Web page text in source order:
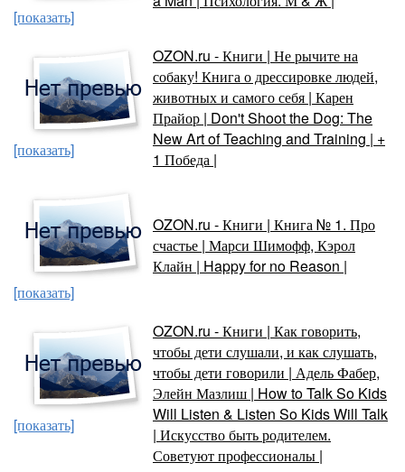
[показать]
[показать]
OZON.ru - Книги | Не рычите на
собаку! Книга о дрессировке людей,
животных и самого себя | Карен
Прайор | Don't Shoot the Dog: The
New Art of Teaching and Training | +
1 Победа |
[показать]
OZON.ru - Книги | Книга № 1. Про
счастье | Марси Шимофф, Кэрол
Клайн | Happy for no Reason |
[показать]
OZON.ru - Книги | Как говорить,
чтобы дети слушали, и как слушать,
чтобы дети говорили | Адель Фабер,
Элейн Мазлиш | How to Talk So Kids
Will Listen & Listen So Kids Will Talk
| Искусство быть родителем.
Советуют профессионалы |